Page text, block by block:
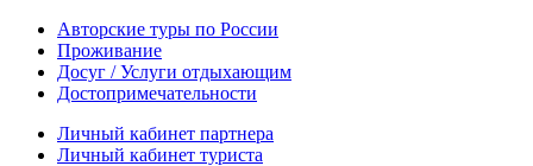
Авторские туры по России
Проживание
Досуг / Услуги отдыхающим
Достопримечательности
Личный кабинет партнера
Личный кабинет туриста